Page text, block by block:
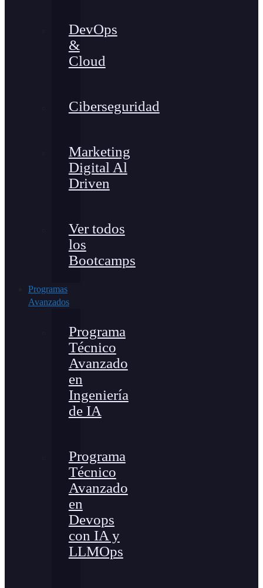
DevOps
&
Cloud
Ciberseguridad
Marketing
Digital Al
Driven
Ver todos
los
Bootcamps
Programas
Avanzados
Programa
Técnico
Avanzado
en
Ingeniería
de IA
Programa
Técnico
Avanzado
en
Devops
con IA y
LLMOps